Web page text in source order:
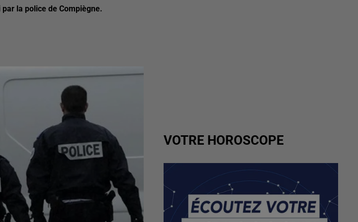
la police de Compiègne.
VOTRE HOROSCOPE